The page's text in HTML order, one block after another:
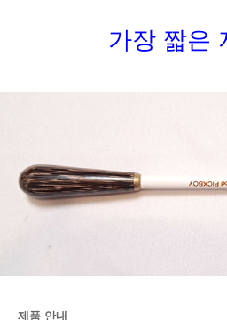
가장 짧은
제품 안내